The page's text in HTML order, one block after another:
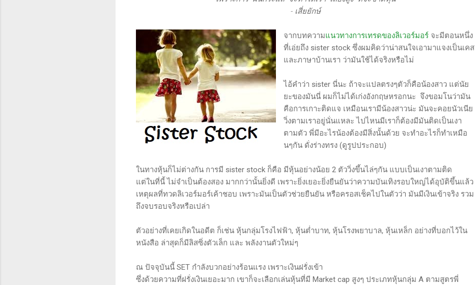
- เสี่ยยักษ์
จากบทความแนวทางการเทรดของลิเวอร์มอร์ จะมีตอนหนึ่ง
ที่เอ่ยถึง sister stock ซึ่งผมคิดว่าน่าสนใจเอามาแจงเป็นเคส
และภาษาบ้านเรา ว่ามันใช้ได้จริงหรือไม่
ไอ้คำว่า sister นี่นะ ถ้าจะแปลตรงๆตัวก็คือน้องสาว แต่นัย
ยะของมันนี่ ผมก็ไม่ได้เก่งอังกฤษหรอกนะ จึงขอมโนว่ามัน
คือการเกาะติดแจ เหมือนเรามีน้องสาวน่ะ มันจะคอยนัวเนีย
วิ่งตามเราอยู่นั่นแหละ ไปไหนมีเราก็ต้องมีมันติดเป็นเงา
ตามตัว พี่มีอะไรน้องต้องมีสิ่งนั้นด้วย จะทำอะไรก็ทำเหมือ
นๆกัน ดั่งร่างทรง (ดูรูปประกอบ)
ในทางหุ้นก็ไม่ต่างกัน การมี sister stock ก็คือ มีหุ้นอย่างน้อย 2 ตัววิ่งขึ้นไล่ๆกัน แบบเป็นเงาตามติด
แต่ในที่นี้ ไม่จำเป็นต้องสอง มากกว่านั้นยิ่งดี เพราะยิ่งเยอะยิ่งยืนยันว่าความบันเทิงรอบใหญ่ได้อุบัติขึ้นแล้ว
เหตุผลที่ทวดลิเวอร์มอร์เค้าชอบ เพราะมันเป็นตัวช่วยยืนยัน หรือครอสเช็คไปในตัวว่า มันมีเงินเข้าจริง รวม
ถึงจบรอบจริงหรือเปล่า
ตัวอย่างที่เคยเกิดในอดีต ก็เช่น หุ้นกลุ่มโรงไฟฟ้า, หุ้นต่ำบาท, หุ้นโรงพยาบาล, หุ้นเหล็ก อย่างที่บอกไว้ใน
หนังสือ ล่าสุดก็มีลิสซิ่งตัวเล็ก และ พลังงานตัวใหม่ๆ
ณ ปัจจุบันนี้ SET กำลังบวกอย่างร้อนแรง เพราะเงินฝรั่งเข้า
ซึ่งด้วยความที่ฝรั่งเงินเยอะมาก เขาก็จะเลือกเล่นหุ้นที่มี Market cap สูงๆ ประเภทหุ้นกลุ่ม A ตามสูตรพี่